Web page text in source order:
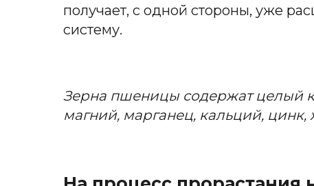
получает, с одной стороны, уже
систему.
Зерна пшеницы содержат целый
магний, марганец, кальций, цинк,